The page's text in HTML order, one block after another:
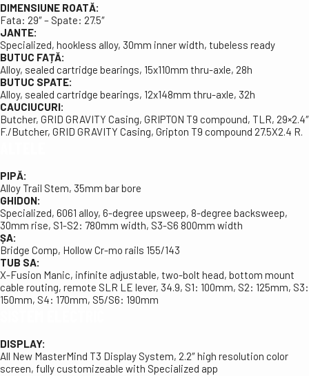
DIMENSIUNE ROATĂ:
Fata: 29″ – Spate: 27.5″
JANTE:
Specialized, hookless alloy, 30mm inner width, tubeless ready
BUTUC FAȚĂ:
Alloy, sealed cartridge bearings, 15x110mm thru-axle, 28h
BUTUC SPATE:
Alloy, sealed cartridge bearings, 12x148mm thru-axle, 32h
CAUCIUCURI:
Butcher, GRID GRAVITY Casing, GRIPTON T9 compound, TLR, 29×2.4″
F./Butcher, GRID GRAVITY Casing, Gripton T9 compound 27.5X2.4 R.
PIPĂ:
Alloy Trail Stem, 35mm bar bore
GHIDON:
Specialized, 6061 alloy, 6-degree upsweep, 8-degree backsweep,
30mm rise, S1-S2: 780mm width, S3-S6 800mm width
ȘA:
Bridge Comp, Hollow Cr-mo rails 155/143
TUB SA:
X-Fusion Manic, infinite adjustable, two-bolt head, bottom mount
cable routing, remote SLR LE lever, 34.9, S1: 100mm, S2: 125mm, S3:
150mm, S4: 170mm, S5/S6: 190mm
DISPLAY:
All New MasterMind T3 Display System, 2.2″ high resolution color
screen, fully customizeable with Specialized app